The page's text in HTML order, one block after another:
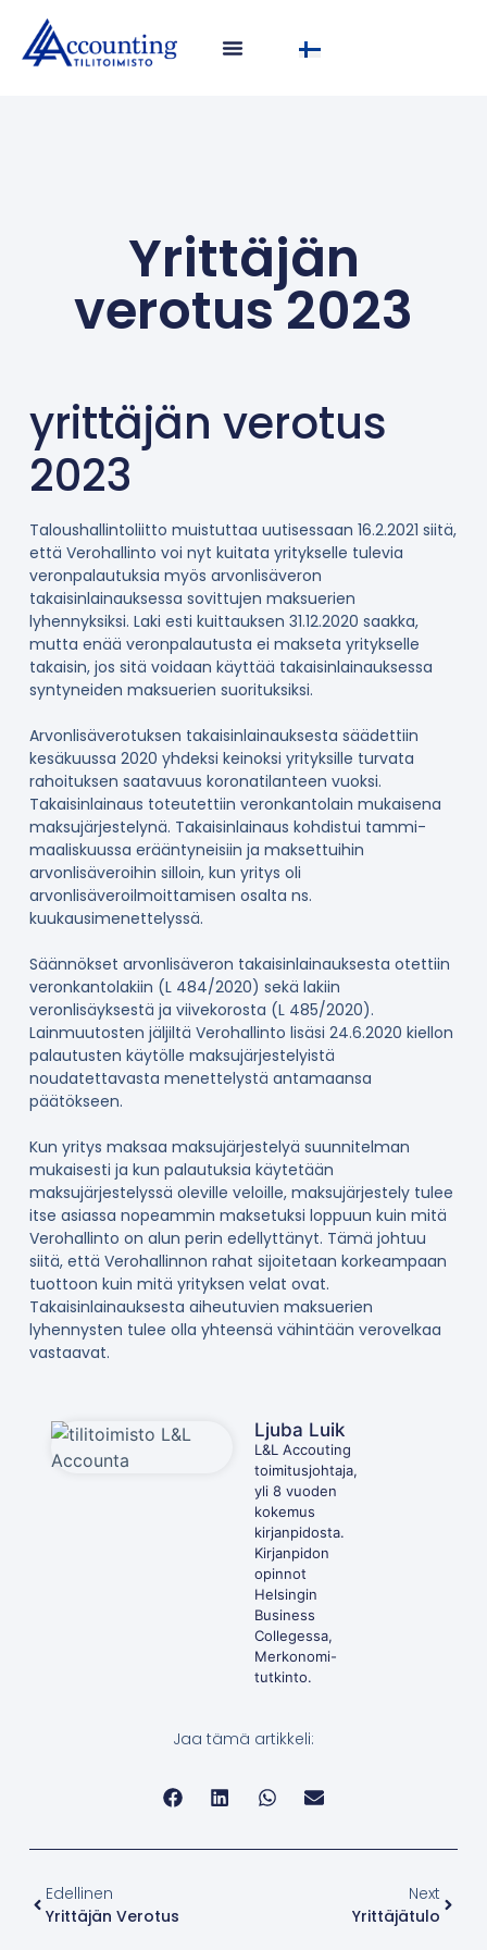
Yrittäjän
verotus 2023
yrittäjän verotus
2023
Taloushallintoliitto muistuttaa uutisessaan 16.2.2021 siitä,
että Verohallinto voi nyt kuitata yritykselle tulevia
veronpalautuksia myös arvonlisäveron
takaisinlainauksessa sovittujen maksuerien
lyhennyksiksi. Laki esti kuittauksen 31.12.2020 saakka,
mutta enää veronpalautusta ei makseta yritykselle
takaisin, jos sitä voidaan käyttää takaisinlainauksessa
syntyneiden maksuerien suorituksiksi.
Arvonlisäverotuksen takaisinlainauksesta säädettiin
kesäkuussa 2020 yhdeksi keinoksi yrityksille turvata
rahoituksen saatavuus koronatilanteen vuoksi.
Takaisinlainaus toteutettiin veronkantolain mukaisena
maksujärjestelynä. Takaisinlainaus kohdistui tammi-
maaliskuussa erääntyneisiin ja maksettuihin
arvonlisäveroihin silloin, kun yritys oli
arvonlisäveroilmoittamisen osalta ns.
kuukausimenettelyssä.
Säännökset arvonlisäveron takaisinlainauksesta otettiin
veronkantolakiin (L 484/2020) sekä lakiin
veronlisäyksestä ja viivekorosta (L 485/2020).
Lainmuutosten jäljiltä Verohallinto lisäsi 24.6.2020 kiellon
palautusten käytölle maksujärjestelyistä
noudatettavasta menettelystä antamaansa
päätökseen.
Kun yritys maksaa maksujärjestelyä suunnitelman
mukaisesti ja kun palautuksia käytetään
maksujärjestelyssä oleville veloille, maksujärjestely tulee
itse asiassa nopeammin maksetuksi loppuun kuin mitä
Verohallinto on alun perin edellyttänyt. Tämä johtuu
siitä, että Verohallinnon rahat sijoitetaan korkeampaan
tuottoon kuin mitä yrityksen velat ovat.
Takaisinlainauksesta aiheutuvien maksuerien
lyhennysten tulee olla yhteensä vähintään verovelkaa
vastaavat.
Ljuba Luik
L&L Accouting
toimitusjohtaja,
yli 8 vuoden
kokemus
kirjanpidosta.
Kirjanpidon
opinnot
Helsingin
Business
Collegessa,
Merkonomi-
tutkinto.
Jaa tämä artikkeli:
Edellinen
Yrittäjän Verotus
Next
Yrittäjätulo